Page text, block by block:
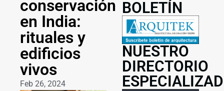
conservación
en India:
rituales y
edificios
vivos
Feb 26, 2024
BOLETÍN
NUESTRO
DIRECTORIO